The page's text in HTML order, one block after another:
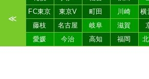
≪
FC東京
東京V 町田 川崎 横
藤枝
名古屋 岐阜 滋賀
愛媛
今治 高知 福岡